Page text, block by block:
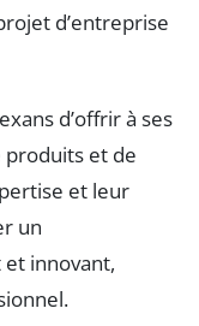
d’entreprise
d’offrir à ses
produits et de
et leur
un
innovant,